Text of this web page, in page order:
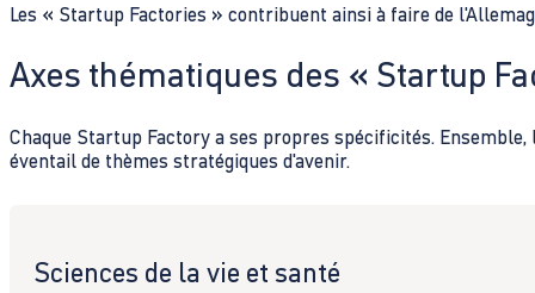
Les « Startup Factories » contribuent ainsi à faire de
Axes thématiques des « Startup
Chaque Startup Factory a ses propres spécificités.
éventail de thèmes stratégiques d'avenir.
Sciences de la vie et santé